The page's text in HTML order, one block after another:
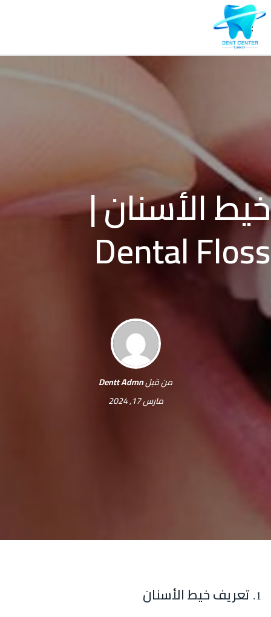
خيط الأسنان |
Dental Floss
من قبلDentt Admn
مارس 17, 2024
تعريف خيط الأسنان